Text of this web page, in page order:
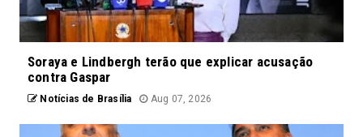
Soraya e Lindbergh terão que explicar acusação
contra Gaspar
Notícias de Brasília Aug 07, 2026